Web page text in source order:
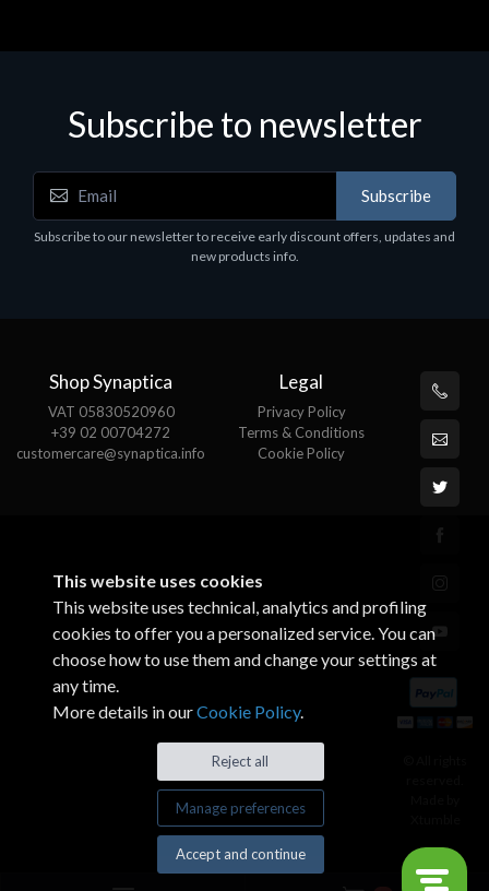
Subscribe to newsletter
Subscribe
Subscribe to our newsletter to receive early discount offers, updates and
new products info.
Shop Synaptica
VAT 05830520960
+39 02 00704272
customercare@synaptica.info
Legal
Privacy Policy
Terms & Conditions
Cookie Policy
This website uses cookies
This website uses technical, analytics and profiling
cookies to offer you a personalized service. You can
choose how to use them and change your settings at
any time.
More details in ourCookie Policy.
Reject all
Manage preferences
Accept and continue